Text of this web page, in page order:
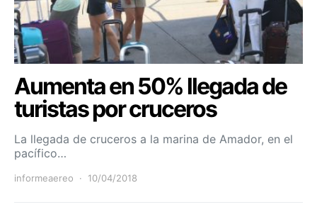
Aumenta en 50% llegada de
turistas por cruceros
La llegada de cruceros a la marina de Amador, en el
pacífico…
informeaereo 10/04/2018